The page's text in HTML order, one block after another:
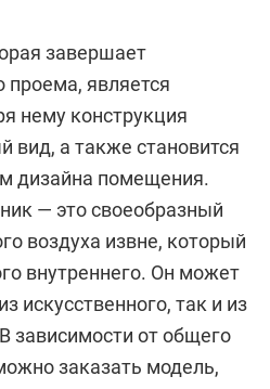
завершает
является
нему конструкция
вид, а также становится
дизайна помещения.
— это своеобразный
воздуха извне, который
внутреннего. Он может
искусственного, так и из
зависимости от общего
заказать модель,